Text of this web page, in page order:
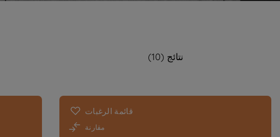
نتائج (10)
قائمة الرغبات
مقارنة